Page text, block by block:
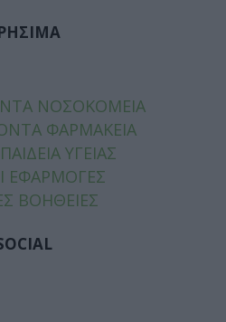
ΝΟΣΟΚΟΜΕΙΑ
ΦΑΡΜΑΚΕΙΑ
ΥΓΕΙΑΣ
ΕΦΑΡΜΟΓΕΣ
ΒΟΗΘΕΙΕΣ